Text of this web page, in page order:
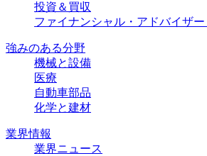
投資＆買収
ファイナンシャル・アドバイザー
強みのある分野
機械と設備
医療
自動車部品
化学と建材
業界情報
業界ニュース